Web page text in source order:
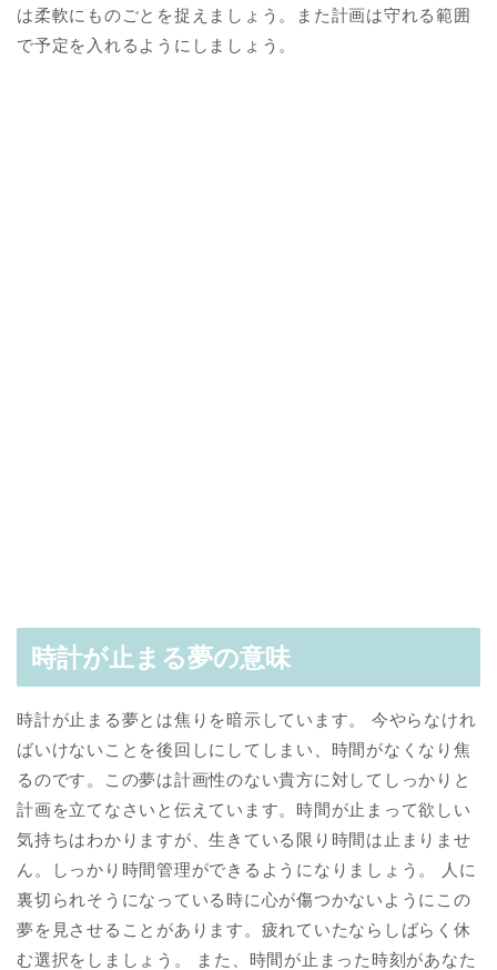
は柔軟にものごとを捉えましょう。また計画は守れる範囲
で予定を入れるようにしましょう。
時計が止まる夢の意味
時計が止まる夢とは焦りを暗示しています。 今やらなけれ
ばいけないことを後回しにしてしまい、時間がなくなり焦
るのです。この夢は計画性のない貴方に対してしっかりと
計画を立てなさいと伝えています。時間が止まって欲しい
気持ちはわかりますが、生きている限り時間は止まりませ
ん。しっかり時間管理ができるようになりましょう。 人に
裏切られそうになっている時に心が傷つかないようにこの
夢を見させることがあります。疲れていたならしばらく休
む選択をしましょう。 また、時間が止まった時刻があなた